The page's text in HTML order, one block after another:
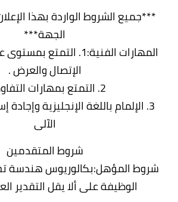
***جميع الشروط الواردة بهذا
الجهة***
المهارات الفنية:1.
الإتصال والعرض .
2. التمتع بمهارات التفاوض .
3. الإلمام باللغة الإنجليزية
الآلى
شروط المتقدمين
شروط المؤهل:بكالوريوس
الوظيفة على ألا يقل التقدير